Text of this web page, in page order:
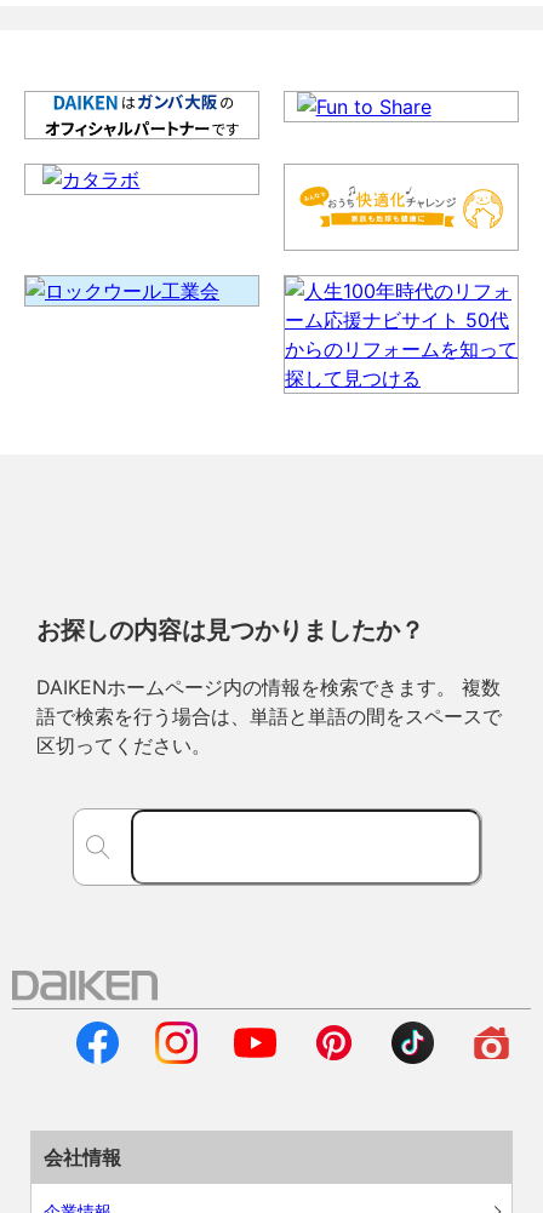
お探しの内容は見つかりましたか？
DAIKENホームページ内の情報を検索できます。 複数
語で検索を行う場合は、単語と単語の間をスペースで
区切ってください。
会社情報